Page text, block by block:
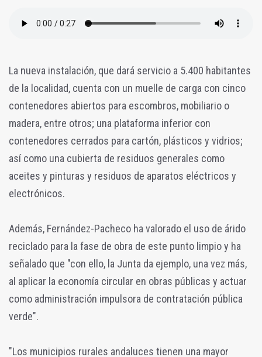
La nueva instalación, que dará servicio a 5.400 habitantes
de la localidad, cuenta con un muelle de carga con cinco
contenedores abiertos para escombros, mobiliario o
madera, entre otros; una plataforma inferior con
contenedores cerrados para cartón, plásticos y vidrios;
así como una cubierta de residuos generales como
aceites y pinturas y residuos de aparatos eléctricos y
electrónicos.
Además, Fernández-Pacheco ha valorado el uso de árido
reciclado para la fase de obra de este punto limpio y ha
señalado que "con ello, la Junta da ejemplo, una vez más,
al aplicar la economía circular en obras públicas y actuar
como administración impulsora de contratación pública
verde".
"Los municipios rurales andaluces tienen una mayor